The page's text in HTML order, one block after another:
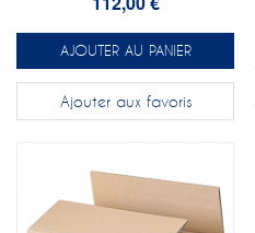
AJOUTER AU PANIER
Ajouter aux favoris